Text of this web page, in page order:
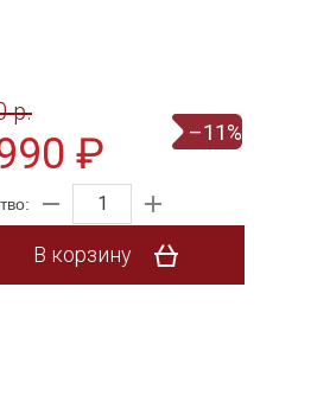
p.
–11%
₽
В корзину